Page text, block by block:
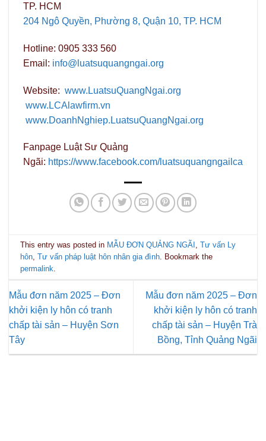
TP. HCM
204 Ngô Quyền, Phường 8, Quận 10, TP. HCM
Hotline: 0905 333 560
Email: info@luatsuquangngai.org
Website: www.LuatsuQuangNgai.org
www.LCAlawfirm.vn
www.DoanhNghiep.LuatsuQuangNgai.org
Fanpage Luật Sư Quảng
Ngãi: https://www.facebook.com/luatsuquangngailca
This entry was posted in MẪU ĐƠN QUẢNG NGÃI ,Tư vấn Ly
hôn ,Tư vấn pháp luật hôn nhân gia đình . Bookmark the
permalink
Mẫu đơn năm 2025 – Đơn
khởi kiện ly hôn có tranh
chấp tài sản – Huyện Sơn
Tây
Mẫu đơn năm 2025 – Đơn
khởi kiện ly hôn có tranh
chấp tài sản – Huyện Trà
Bồng, Tỉnh Quảng Ngãi